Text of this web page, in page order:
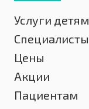
Услуги детям
Специалисты
Цены
Акции
Пациентам